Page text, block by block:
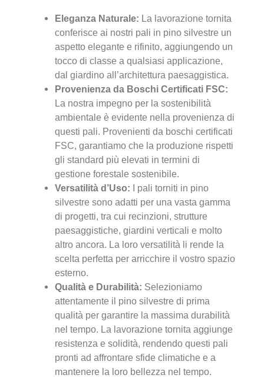
Eleganza Naturale: La lavorazione tornita
conferisce ai nostri pali in pino silvestre un
aspetto elegante e rifinito, aggiungendo un
tocco di classe a qualsiasi applicazione,
dal giardino all’architettura paesaggistica.
Provenienza da Boschi Certificati FSC:
La nostra impegno per la sostenibilità
ambientale è evidente nella provenienza di
questi pali. Provenienti da boschi certificati
FSC, garantiamo che la produzione rispetti
gli standard più elevati in termini di
gestione forestale sostenibile.
Versatilità d’Uso: I pali torniti in pino
silvestre sono adatti per una vasta gamma
di progetti, tra cui recinzioni, strutture
paesaggistiche, giardini verticali e molto
altro ancora. La loro versatilità li rende la
scelta perfetta per arricchire il vostro spazio
esterno.
Qualità e Durabilità: Selezioniamo
attentamente il pino silvestre di prima
qualità per garantire la massima durabilità
nel tempo. La lavorazione tornita aggiunge
resistenza e solidità, rendendo questi pali
pronti ad affrontare sfide climatiche e a
mantenere la loro bellezza nel tempo.